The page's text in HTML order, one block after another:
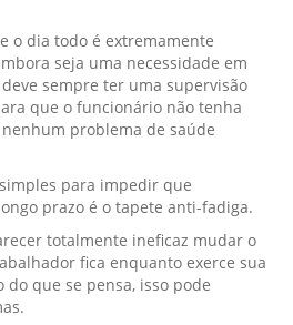
o dia todo é extremamente
seja uma necessidade em
sempre ter uma supervisão
que o funcionário não tenha
problema de saúde
para impedir que
prazo é o tapete anti-fadiga.
totalmente ineficaz mudar o
fica enquanto exerce sua
que se pensa, isso pode